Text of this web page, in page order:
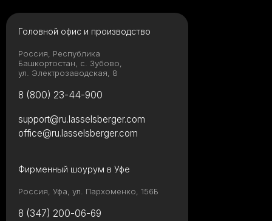
Головной офис и производство
Россия, Республика
Башкортостан, с. Зубово,
ул. Электрозаводская, 8
8 (800) 23-44-900
Фирменный шоурум в Уфе
Россия, Уфа, ул. Пархоменко, 156Б
8 (347) 200-06-69
support@ru.lasselsberger.com
office@ru.lasselsberger.com